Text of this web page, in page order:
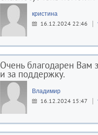
кристина
16.12.2024 22:46
Очень благодарен Вам
и за поддержку.
Владимир
16.12.2024 15:47